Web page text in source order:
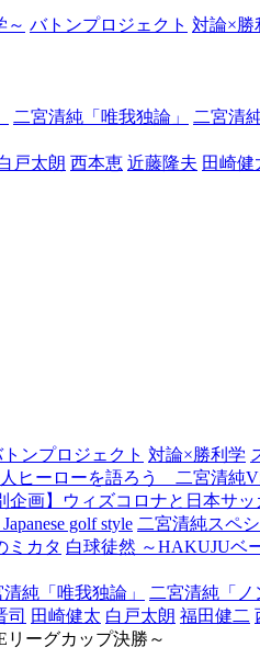
～ バトンプロジェクト 対論×勝
二宮清純「唯我独論」 二宮清
戸太朗 西本恵 近藤隆夫 田崎健
ンプロジェクト 対論×勝利学
人ヒーローを語ろう 二宮清純
企画】ウィズコロナと日本サ
golf style 二宮清純スペ
ミカタ 白球徒然 ～HAKUJUベ
清純「唯我独論」 二宮清純「ノ
司 田崎健太 白戸太朗 福田健二
ーグカップ決勝～